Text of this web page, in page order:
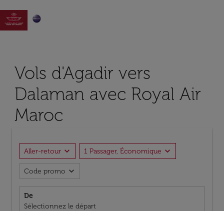

Vols d'Agadir vers
Dalaman avec Royal Air
Maroc
Aller-retour expand_more 1 Passager, Économique expand_more
Code promo expand_more
De
Sélectionnez le départ